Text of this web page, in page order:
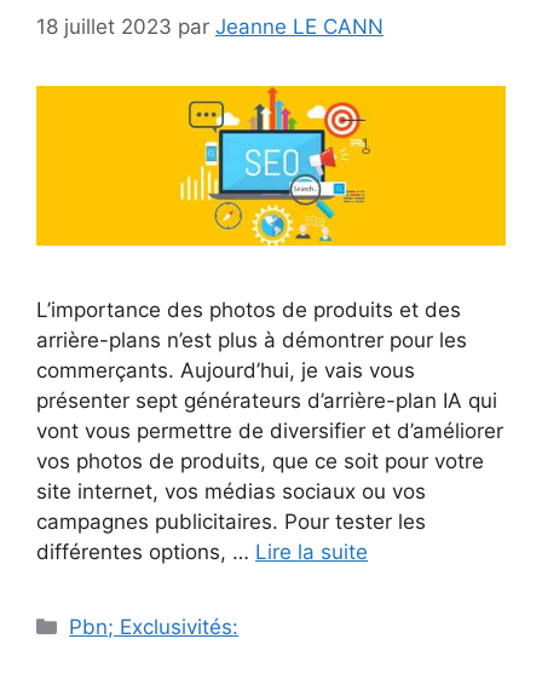
18 juillet 2023 par Jeanne LE CANN
L’importance des photos de produits et des
arrière-plans n’est plus à démontrer pour les
commerçants. Aujourd’hui, je vais vous
présenter sept générateurs d’arrière-plan IA qui
vont vous permettre de diversifier et d’améliorer
vos photos de produits, que ce soit pour votre
site internet, vos médias sociaux ou vos
campagnes publicitaires. Pour tester les
différentes options, … Lire la suite
Catégories
Pbn; Exclusivités: